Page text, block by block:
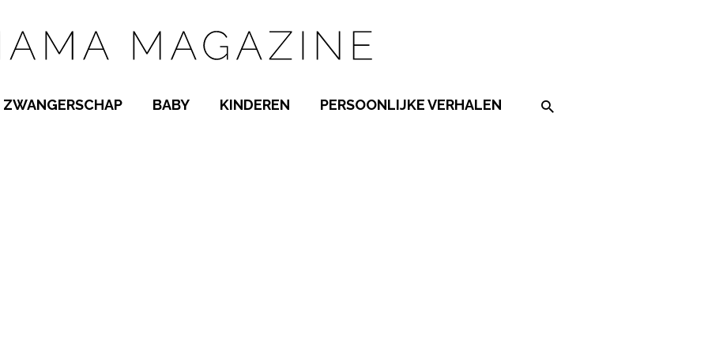
ZWANGERSCHAP BABY KINDEREN PERSOONLIJKE VERHALEN Search on the website